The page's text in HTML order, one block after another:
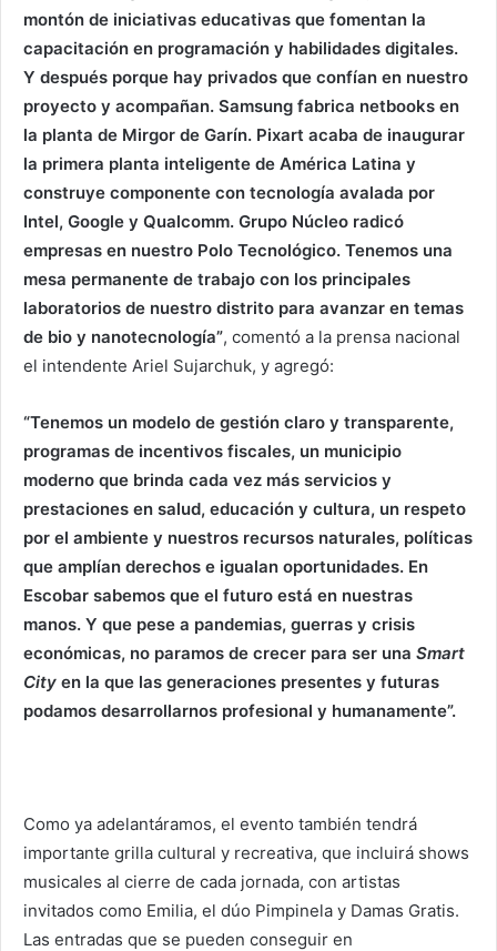
montón de iniciativas educativas que fomentan la
capacitación en programación y habilidades digitales.
Y después porque hay privados que confían en nuestro
proyecto y acompañan. Samsung fabrica netbooks en
la planta de Mirgor de Garín. Pixart acaba de inaugurar
la primera planta inteligente de América Latina y
construye componente con tecnología avalada por
Intel, Google y Qualcomm. Grupo Núcleo radicó
empresas en nuestro Polo Tecnológico. Tenemos una
mesa permanente de trabajo con los principales
laboratorios de nuestro distrito para avanzar en temas
de bio y nanotecnología”, comentó a la prensa nacional
el intendente Ariel Sujarchuk, y agregó:
“Tenemos un modelo de gestión claro y transparente,
programas de incentivos fiscales, un municipio
moderno que brinda cada vez más servicios y
prestaciones en salud, educación y cultura, un respeto
por el ambiente y nuestros recursos naturales, políticas
que amplían derechos e igualan oportunidades. En
Escobar sabemos que el futuro está en nuestras
manos. Y que pese a pandemias, guerras y crisis
económicas, no paramos de crecer para ser una Smart
City en la que las generaciones presentes y futuras
podamos desarrollarnos profesional y humanamente”.
Como ya adelantáramos, el evento también tendrá
importante grilla cultural y recreativa, que incluirá shows
musicales al cierre de cada jornada, con artistas
invitados como Emilia, el dúo Pimpinela y Damas Gratis.
Las entradas que se pueden conseguir en